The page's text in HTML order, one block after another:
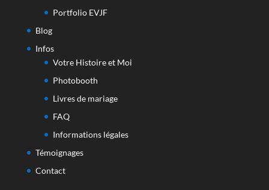
Portfolio EVJF
Blog
Infos
Votre Histoire et Moi
Photobooth
Livres de mariage
FAQ
Informations légales
Témoignages
Contact